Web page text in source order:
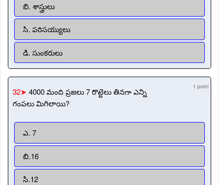
బి. శాస్త్రులు
సి. పరిసయ్యులు
డి. సుంకరులు
32➤ 4000 మంది ప్రజలు 7 రొట్టెలు తినగా ఎన్ని
గంపలు మిగిలాయి?
1 point
ఎ. 7
బి.16
సి.12